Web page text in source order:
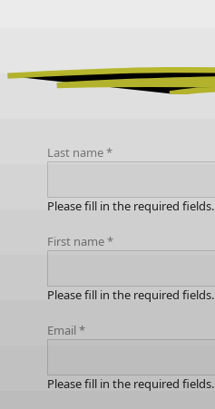
Last name*
Please fill in the required fields.
First name*
Please fill in the required fields.
Email*
Please fill in the required fields.